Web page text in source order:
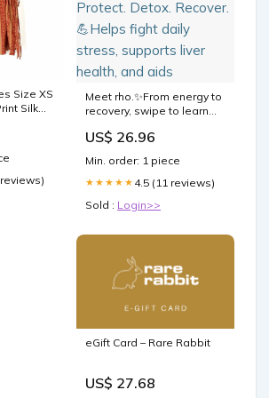
Size XS
Silk
Meet rho.✨From energy to
recovery, swipe to learn
support your health.
GLUTATHIONE 🌱 Protect.
Detox. Recover. 💪Helps
liver health, and aids
US$ 26.96
Min. order: 1 piece
★★★★★ 4.5 (11 reviews)
Sold : Login>>
eGift Card – Rare Rabbit
US$ 27.68